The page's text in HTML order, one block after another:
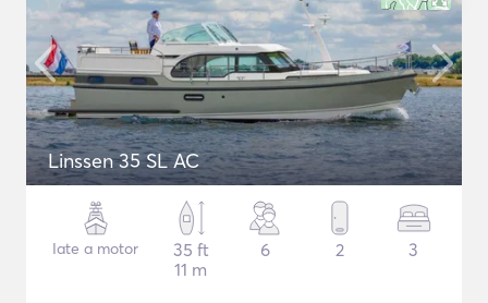
Linssen 35 SL AC
Iate a motor
35 ft
11 m
6 2 3